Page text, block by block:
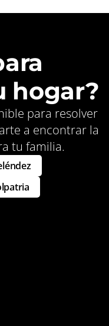
hogar?
para resolver
a encontrar la
tu familia.